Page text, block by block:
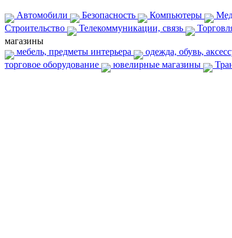
Автомобили Безопасность Компьютеры
Строительство
Телекоммуникации, связь
магазины
мебель, предметы интерьера
одежда, обувь,
торговое оборудование
ювелирные магазины